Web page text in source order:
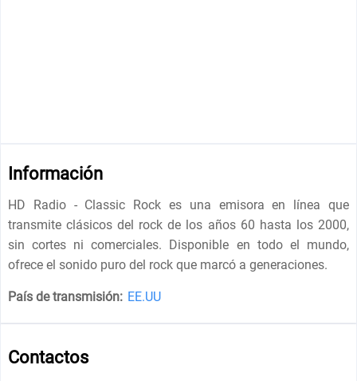
Información
HD Radio - Classic Rock es una emisora en línea que
transmite clásicos del rock de los años 60 hasta los 2000,
sin cortes ni comerciales. Disponible en todo el mundo,
ofrece el sonido puro del rock que marcó a generaciones.
País de transmisión: EE.UU
Contactos